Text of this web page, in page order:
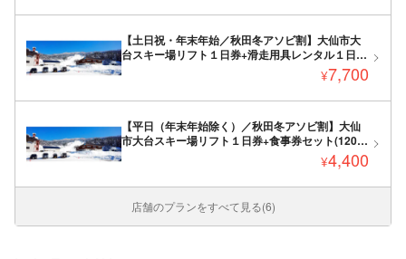
【土日祝・年末年始／秋田冬アソビ割】大仙市大
台スキー場リフト１日券+滑走用具レンタル１日セ
¥7,700
【平日（年末年始除く）／秋田冬アソビ割】大仙
市大台スキー場リフト１日券+食事券セット(1200
¥4,400
店舗のプランをすべて見る(6)